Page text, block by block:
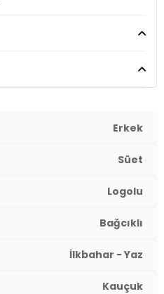
Erkek
Süet
Logolu
Bağcıklı
İlkbahar - Yaz
Kauçuk